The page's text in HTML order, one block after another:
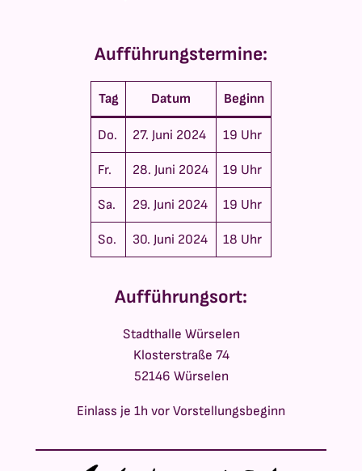
Aufführungstermine:
Tag Datum Beginn
Do. 27. Juni 2024 19 Uhr
Fr. 28. Juni 2024 19 Uhr
Sa. 29. Juni 2024 19 Uhr
So. 30. Juni 2024 18 Uhr
Aufführungsort:
Stadthalle Würselen
Klosterstraße 74
52146 Würselen
Einlass je 1h vor Vorstellungsbeginn